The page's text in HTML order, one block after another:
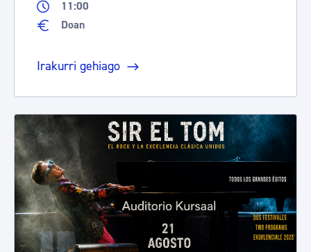
11:00
Doan
Irakurri gehiago